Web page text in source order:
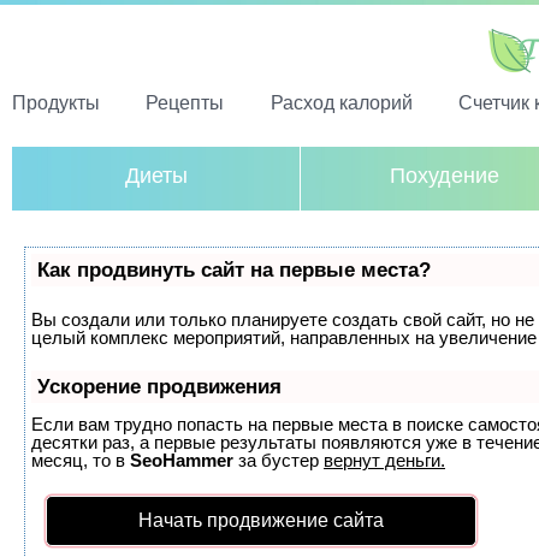
Продукты Рецепты Расход калорий Счетчик
Диеты Похудение
Как продвинуть сайт на первые места?
Вы создали или только планируете создать свой сайт, но
целый комплекс мероприятий, направленных на
Ускорение продвижения
Если вам трудно попасть на первые места в поиске
десятки раз, а первые результаты появляются уже в
месяц, то в SeoHammer за бустер вернут деньги.
Начать продвижение сайта